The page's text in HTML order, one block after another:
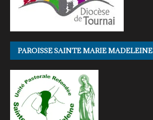
PAROISSE SAINTE MARIE MADELEINE